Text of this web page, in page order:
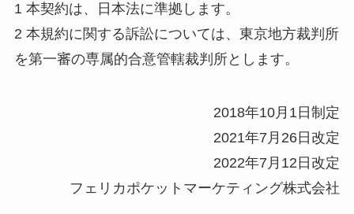
1 本契約は、日本法に準拠します。
2 本規約に関する訴訟については、東京地方裁判所
を第一審の専属的合意管轄裁判所とします。
2018年10月1日制定
2021年7月26日改定
2022年7月12日改定
フェリカポケットマーケティング株式会社